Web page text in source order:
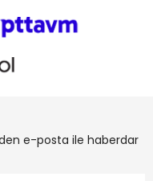
e-posta ile haberdar